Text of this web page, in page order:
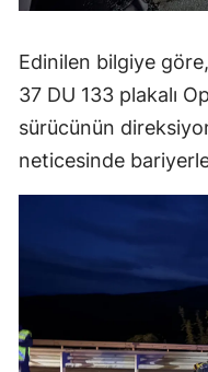
Edinilen bilgiye
37 DU 133 plakalı
sürücünün
neticesinde